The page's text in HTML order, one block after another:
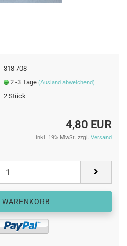
318 708
2 -3 Tage (Ausland abweichend)
2 Stück
4,80 EUR
inkl. 19% MwSt. zzgl. Versand